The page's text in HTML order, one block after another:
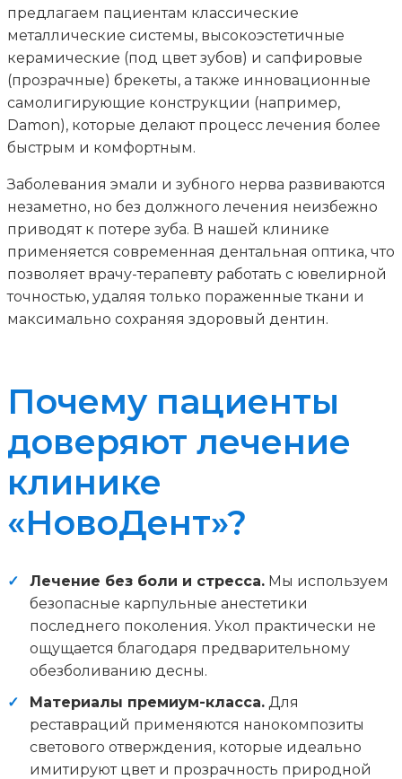
предлагаем пациентам классические
металлические системы, высокоэстетичные
керамические (под цвет зубов) и сапфировые
(прозрачные) брекеты, а также инновационные
самолигирующие конструкции (например,
Damon), которые делают процесс лечения более
быстрым и комфортным.
Заболевания эмали и зубного нерва развиваются
незаметно, но без должного лечения неизбежно
приводят к потере зуба. В нашей клинике
применяется современная дентальная оптика, что
позволяет врачу-терапевту работать с ювелирной
точностью, удаляя только пораженные ткани и
максимально сохраняя здоровый дентин.
Почему пациенты
доверяют лечение
клинике
«НовоДент»?
Лечение без боли и стресса. Мы используем
безопасные карпульные анестетики
последнего поколения. Укол практически не
ощущается благодаря предварительному
обезболиванию десны.
Материалы премиум-класса. Для
реставраций применяются нанокомпозиты
светового отверждения, которые идеально
имитируют цвет и прозрачность природной